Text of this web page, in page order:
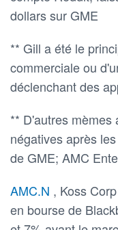
dollars sur GME
** Gill a été le
commerciale ou
déclenchant des
** D'autres mèmes
négatives après
de GME; AMC
AMC.N , Koss Corp
en bourse de